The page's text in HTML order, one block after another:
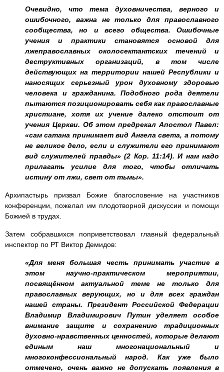
Очевидно, что тема духовничества, верного и
ошибочного, важна не только для православного
сообщества, но и всего общества. Ошибочные
учения и практики становятся основой для
лжеправославных околосектантских течений и
деструктивных организаций, в том числе
действующих на территории нашей Республики и
наносящих серьезный урон духовному здоровью
человека и гражданина. Подобного рода деятели
пытаются позиционировать себя как православные
христиане, хотя их учение далеко отстоит от
учения Церкви. Об этом предрекал Апостол Павел:
«сам сатана принимает вид Ангела света, а потому
не великое дело, если и служители его принимают
вид служителей правды» (2 Кор. 11:14). И нам надо
прилагать усилие для того, чтобы отличать
истину от лжи, свет от тьмы».
Архипастырь призвал Божие благословение на участников
конференции, пожелал им плодотворной дискуссии и помощи
Божией в трудах.
Затем собравшихся поприветствовал главный федеральный
инспектор по РТ Виктор Демидов:
«Для меня большая честь принимать участие в
этом научно-практическом мероприятии,
посвящённом актуальной теме не только для
православных верующих, но и для всех граждан
нашей страны. Президент Российской Федерации
Владимир Владимирович Путин уделяет особое
внимание защите и сохранению традиционных
духовно-нравственных ценностей, которые делают
единым наш многонациональный и
многоконфессиональный народ. Как уже было
отмечено, очень важно не допускать появления в